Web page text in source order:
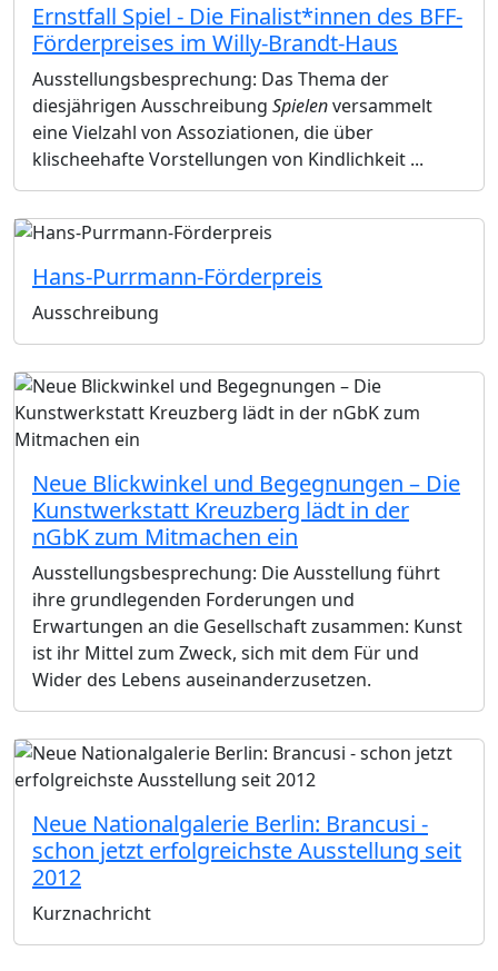
Ernstfall Spiel - Die Finalist*innen des BFF-
Förderpreises im Willy-Brandt-Haus
Ausstellungsbesprechung: Das Thema der
diesjährigen Ausschreibung Spielenversammelt
eine Vielzahl von Assoziationen, die über
klischeehafte Vorstellungen von Kindlichkeit ...
Hans-Purrmann-Förderpreis
Ausschreibung
Neue Blickwinkel und Begegnungen – Die
Kunstwerkstatt Kreuzberg lädt in der
nGbK zum Mitmachen ein
Ausstellungsbesprechung: Die Ausstellung führt
ihre grundlegenden Forderungen und
Erwartungen an die Gesellschaft zusammen: Kunst
ist ihr Mittel zum Zweck, sich mit dem Für und
Wider des Lebens auseinanderzusetzen.
Neue Nationalgalerie Berlin: Brancusi -
schon jetzt erfolgreichste Ausstellung seit
2012
Kurznachricht